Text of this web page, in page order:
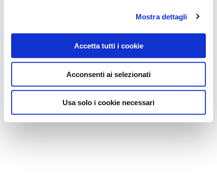
Mostra dettagli
Accetta tutti i cookie
Acconsenti ai selezionati
Usa solo i cookie necessari